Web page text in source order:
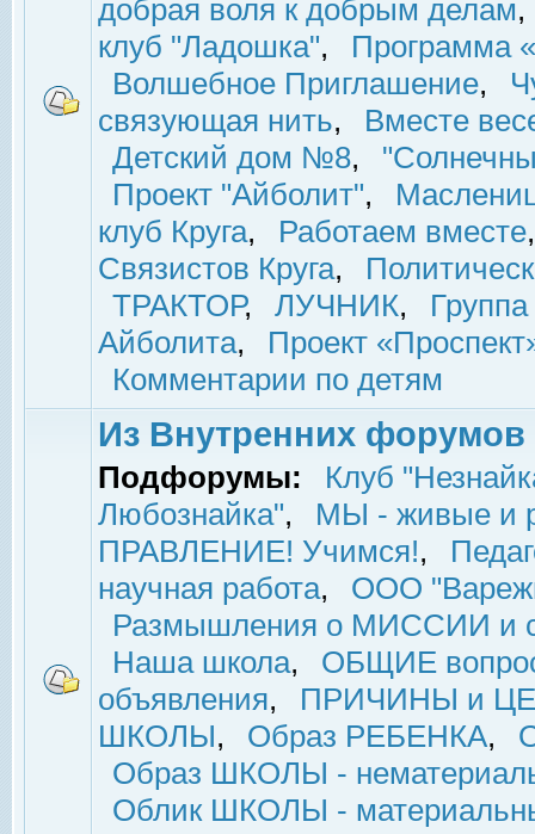
добрая воля к добрым делам,
клуб "Ладошка",
Программа
Волшебное Приглашение,
связующая нить,
Вместе
Детский дом №8,
Проект "Айболит",
клуб Круга, Работаем вместе
Связистов Круга,
ТРАКТОР, ЛУЧНИК,
Айболита,
Проект
Комментарии по детям
Из Внутренних форумов
Подфорумы:
Клуб
Любознайка",
МЫ - живые и
ПРАВЛЕНИЕ! Учимся!,
научная работа,
ООО
Размышления о МИССИИ и
Наша школа,
ОБЩИЕ
объявления,
ПРИЧИНЫ и
ШКОЛЫ, Образ РЕБЕНКА,
Образ ШКОЛЫ -
Облик ШКОЛЫ -